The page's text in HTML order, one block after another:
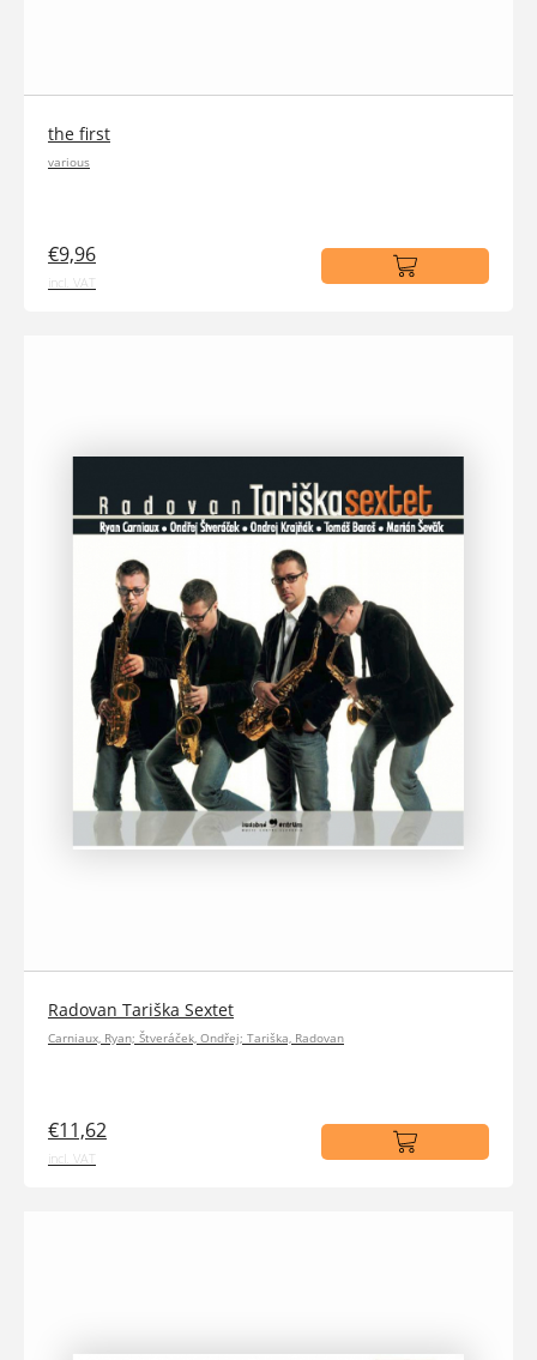
the first
various
€9,96
incl. VAT
Radovan Tariška Sextet
Carniaux, Ryan; Štveráček, Ondřej; Tariška, Radovan
€11,62
incl. VAT